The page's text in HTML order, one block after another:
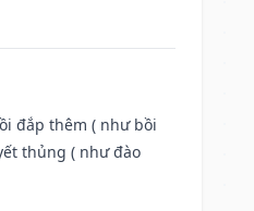
đắp thêm ( như bồi
thủng ( như đào